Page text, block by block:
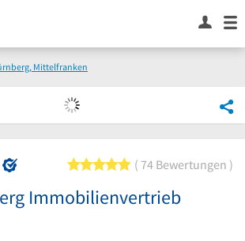
Mittelfranken
5 von 5 Sternen
74 Bewertungen
Immobilienvertrieb